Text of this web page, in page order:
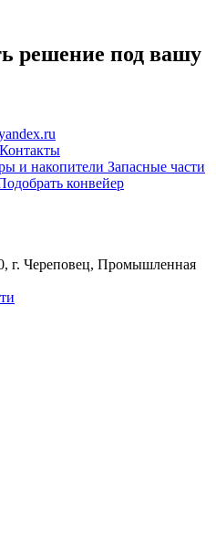
решение под вашу
Контакты
и накопители Запасные части
конвейер
г. Череповец, Промышленная